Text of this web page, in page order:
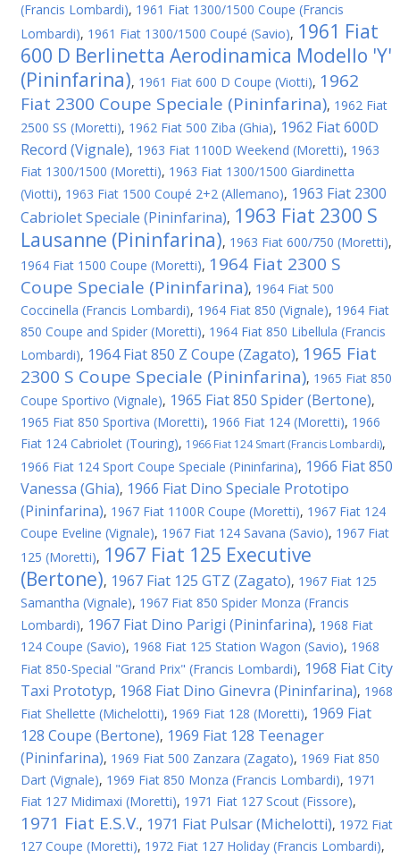
(Francis Lombardi), 1961 Fiat 1300/1500 Coupe (Francis
Lombardi), 1961 Fiat 1300/1500 Coupé (Savio), 1961 Fiat
600 D Berlinetta Aerodinamica Modello 'Y'
(Pininfarina), 1961 Fiat 600 D Coupe (Viotti), 1962
Fiat 2300 Coupe Speciale (Pininfarina), 1962 Fiat
2500 SS (Moretti), 1962 Fiat 500 Ziba (Ghia), 1962 Fiat 600D
Record (Vignale), 1963 Fiat 1100D Weekend (Moretti), 1963
Fiat 1300/1500 (Moretti), 1963 Fiat 1300/1500 Giardinetta
(Viotti), 1963 Fiat 1500 Coupé 2+2 (Allemano), 1963 Fiat 2300
Cabriolet Speciale (Pininfarina), 1963 Fiat 2300 S
Lausanne (Pininfarina), 1963 Fiat 600/750 (Moretti),
1964 Fiat 1500 Coupe (Moretti), 1964 Fiat 2300 S
Coupe Speciale (Pininfarina), 1964 Fiat 500
Coccinella (Francis Lombardi), 1964 Fiat 850 (Vignale), 1964 Fiat
850 Coupe and Spider (Moretti), 1964 Fiat 850 Libellula (Francis
Lombardi), 1964 Fiat 850 Z Coupe (Zagato), 1965 Fiat
2300 S Coupe Speciale (Pininfarina), 1965 Fiat 850
Coupe Sportivo (Vignale), 1965 Fiat 850 Spider (Bertone),
1965 Fiat 850 Sportiva (Moretti), 1966 Fiat 124 (Moretti), 1966
Fiat 124 Cabriolet (Touring), 1966 Fiat 124 Smart (Francis Lombardi),
1966 Fiat 124 Sport Coupe Speciale (Pininfarina), 1966 Fiat 850
Vanessa (Ghia), 1966 Fiat Dino Speciale Prototipo
(Pininfarina), 1967 Fiat 1100R Coupe (Moretti), 1967 Fiat 124
Coupe Eveline (Vignale), 1967 Fiat 124 Savana (Savio), 1967 Fiat
125 (Moretti), 1967 Fiat 125 Executive
(Bertone), 1967 Fiat 125 GTZ (Zagato), 1967 Fiat 125
Samantha (Vignale), 1967 Fiat 850 Spider Monza (Francis
Lombardi), 1967 Fiat Dino Parigi (Pininfarina), 1968 Fiat
124 Coupe (Savio), 1968 Fiat 125 Station Wagon (Savio), 1968
Fiat 850-Special "Grand Prix" (Francis Lombardi), 1968 Fiat City
Taxi Prototyp, 1968 Fiat Dino Ginevra (Pininfarina), 1968
Fiat Shellette (Michelotti), 1969 Fiat 128 (Moretti), 1969 Fiat
128 Coupe (Bertone), 1969 Fiat 128 Teenager
(Pininfarina), 1969 Fiat 500 Zanzara (Zagato), 1969 Fiat 850
Dart (Vignale), 1969 Fiat 850 Monza (Francis Lombardi), 1971
Fiat 127 Midimaxi (Moretti), 1971 Fiat 127 Scout (Fissore),
1971 Fiat E.S.V., 1971 Fiat Pulsar (Michelotti), 1972 Fiat
127 Coupe (Moretti), 1972 Fiat 127 Holiday (Francis Lombardi),